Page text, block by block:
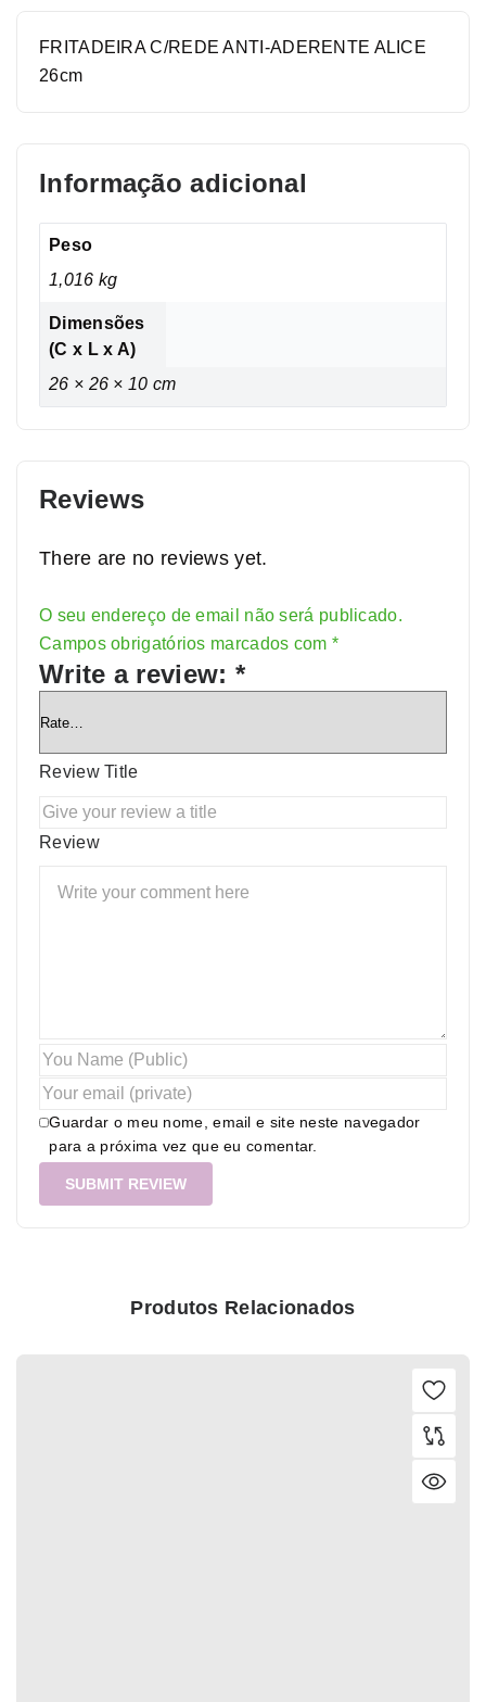
FRITADEIRA C/REDE ANTI-ADERENTE ALICE
26cm
Informação adicional
Peso
1,016 kg
Dimensões
(C x L x A)
26 × 26 × 10 cm
Reviews
There are no reviews yet.
O seu endereço de email não será publicado.
Campos obrigatórios marcados com *
Write a review: *
Review Title
Review
Guardar o meu nome, email e site neste navegador
para a próxima vez que eu comentar.
Alternative:
Produtos Relacionados